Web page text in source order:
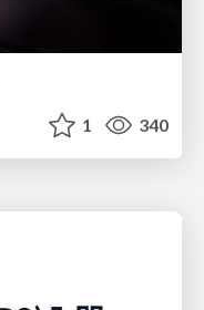
1 340